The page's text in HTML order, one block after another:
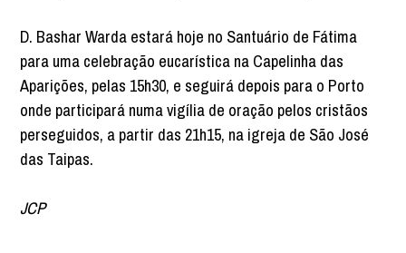
D. Bashar Warda estará hoje no Santuário de Fátima
para uma celebração eucarística na Capelinha das
Aparições, pelas 15h30, e seguirá depois para o Porto
onde participará numa vigília de oração pelos cristãos
perseguidos, a partir das 21h15, na igreja de São José
das Taipas.
JCP